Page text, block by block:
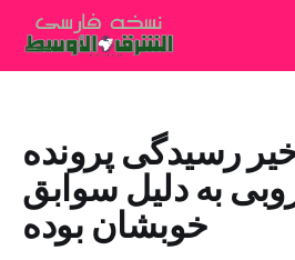
رسیدگی پرونده
به دلیل سوابق
خوبشان بوده